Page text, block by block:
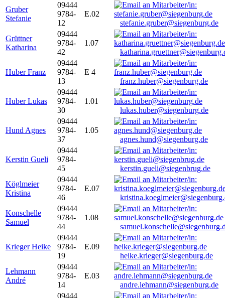
Gruber
Stefanie
09444
9784-
12
E.02
stefanie.gruber@siegenburg.de
Grüttner
Katharina
09444
9784-
42
1.07
Huber Franz
09444
9784-
13
E 4
franz.huber@siegenburg.de
Huber Lukas
09444
9784-
30
1.01
lukas.huber@siegenburg.de
Hund Agnes
09444
9784-
37
1.05
agnes.hund@siegenburg.de
Kerstin Gueli
09444
9784-
45
kerstin.gueli@siegenbrug.de
Köglmeier
Kristina
09444
9784-
46
E.07
Konschelle
Samuel
09444
9784-
44
1.08
Krieger Heike
09444
9784-
19
E.09
heike.krieger@siegenburg.de
Lehmann
André
09444
9784-
14
E.03
andre.lehmann@siegenburg.de
09444